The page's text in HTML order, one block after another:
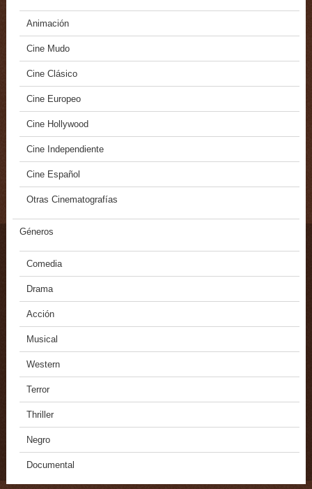
Animación
Cine Mudo
Cine Clásico
Cine Europeo
Cine Hollywood
Cine Independiente
Cine Español
Otras Cinematografías
Géneros
Comedia
Drama
Acción
Musical
Western
Terror
Thriller
Negro
Documental